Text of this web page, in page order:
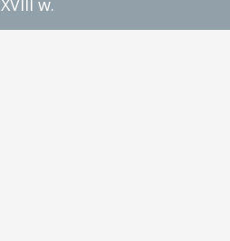
XVIII w.